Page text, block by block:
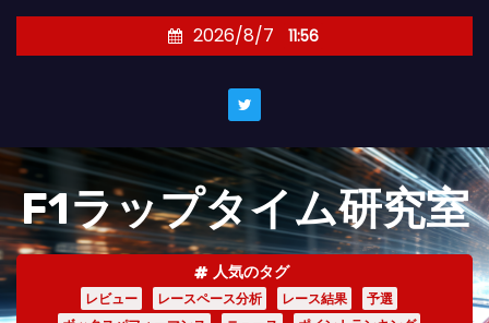
キ
ッ
プ
2026/8/7 11:56
F1ラップタイム研究室
人気のタグ
レビュー レースペース分析 レース結果
予選